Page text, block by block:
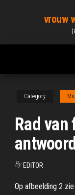
content
vrouw
Category
Rad
By EDITOR
Op afbeelding 2